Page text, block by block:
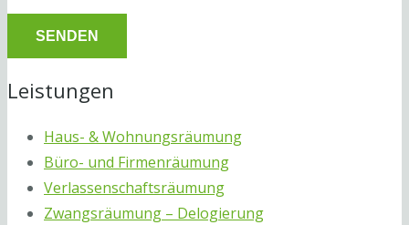
Leistungen
Haus- & Wohnungsräumung
Büro- und Firmenräumung
Verlassenschaftsräumung
Zwangsräumung – Delogierung